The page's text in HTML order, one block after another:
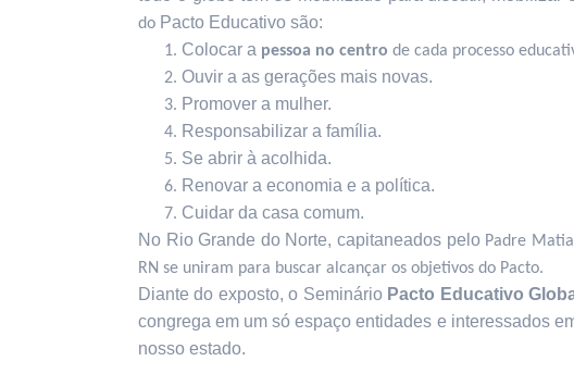
do Pacto Educativo são:
Colocar a pessoa no centro de cada processo
Ouvir a as gerações mais novas.
Promover a mulher.
Responsabilizar a família.
Se abrir à acolhida.
Renovar a economia e a política.
Cuidar da casa comum.
No Rio Grande do Norte, capitaneados pelo Padre
RN se uniram para buscar alcançar os objetivos do Pacto.
Diante do exposto, o Seminário Pacto Educativo
congrega em um só espaço entidades e interessados
nosso estado.